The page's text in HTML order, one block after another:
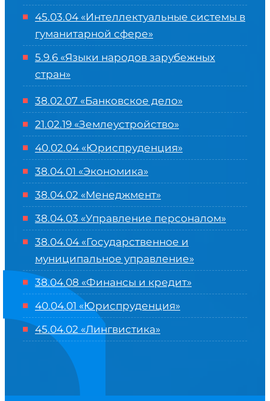
45.03.04 «Интеллектуальные системы в
гуманитарной сфере»
5.9.6 «Языки народов зарубежных
стран»
38.02.07 «Банковское дело»
21.02.19 «Землеустройство»
40.02.04 «Юриспруденция»
38.04.01 «Экономика»
38.04.02 «Менеджмент»
38.04.03 «Управление персоналом»
38.04.04 «Государственное и
муниципальное управление»
38.04.08 «Финансы и кредит»
40.04.01 «Юриспруденция»
45.04.02 «Лингвистика»